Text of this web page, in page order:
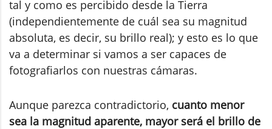
tal y como es percibido desde la Tierra
(independientemente de cuál sea su magnitud
absoluta, es decir, su brillo real); y esto es lo que
va a determinar si vamos a ser capaces de
fotografiarlos con nuestras cámaras.
Aunque parezca contradictorio, cuanto menor
sea la magnitud aparente, mayor será el brillo de